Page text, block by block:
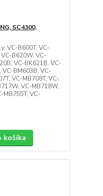
SC4300,
VC-B600T, VC-
B620W, VC-
VC-BK621B, VC-
VC-BM603B, VC-
VC-MB708T, VC-
VC-MB718W,
MB755T, VC-
košíka